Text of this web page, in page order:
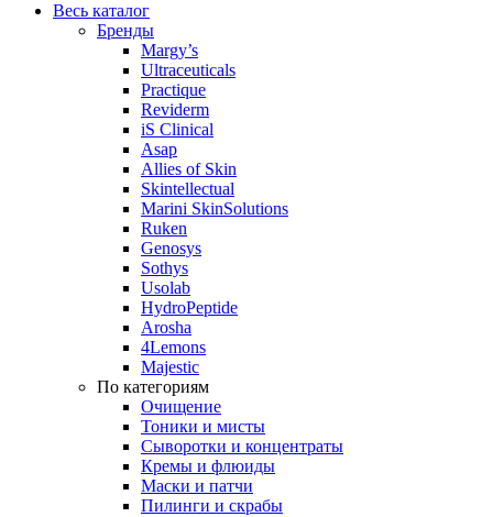
Весь каталог
Бренды
Margy’s
Ultraceuticals
Practique
Reviderm
iS Clinical
Asap
Allies of Skin
Skintellectual
Marini SkinSolutions
Ruken
Genosys
Sothys
Usolab
HydroPeptide
Arosha
4Lemons
Majestic
По категориям
Очищение
Тоники и мисты
Сыворотки и концентраты
Кремы и флюиды
Маски и патчи
Пилинги и скрабы